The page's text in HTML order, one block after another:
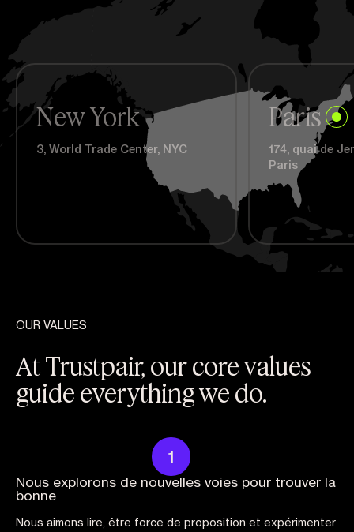
New York
3, World Trade Center, NYC
Paris
174, quai de
Paris
OUR VALUES
At Trustpair, our core values
guide everything we do.
Nous explorons de nouvelles voies pour trouver la
bonne
Nous aimons lire, être force de proposition et expérimenter